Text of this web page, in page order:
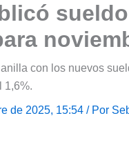
con los nuevos
1,6%.
de 2025, 15:54 / Por